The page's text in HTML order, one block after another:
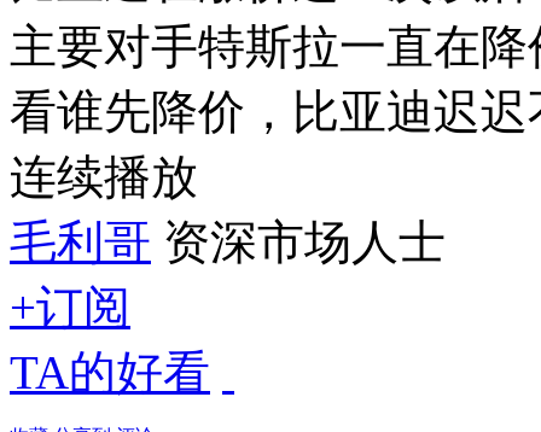
主要对手特斯拉一直在
看谁先降价，比亚迪迟
连续播放
毛利哥 资深市场人士
+订阅
TA的好看